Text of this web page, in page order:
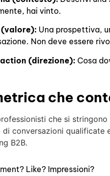
hai vinto.
Una prospettiva,
Non deve essere
(direzione): Cosa
che
Like? Impressioni?